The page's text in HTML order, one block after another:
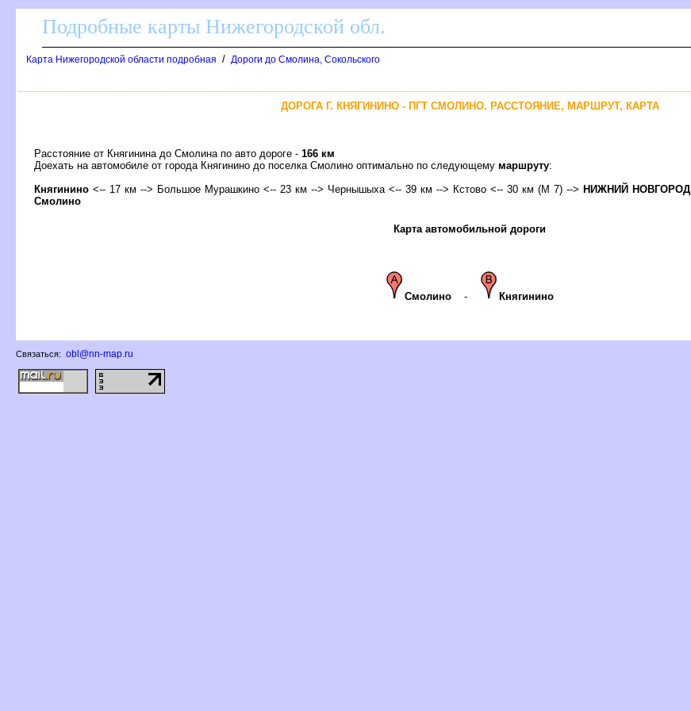
Подробные карты Нижегородской обл.
Карта Нижегородской области подробная / Дороги до Смолина, Сокольского
ДОРОГА Г. КНЯГИНИНО - ПГТ СМОЛИНО. РАССТОЯНИЕ, МАРШРУТ, КАРТА
Расстояние от Княгинина до Смолина по авто дороге - 166 км
Доехать на автомобиле от города Княгинино до поселка Смолино оптимально по следующему маршруту:
Княгинино <-- 17 км --> Большое Мурашкино <-- 23 км --> Чернышыха <-- 39 км --> Кстово <-- 30 км (М 7) --> НИЖНИЙ НОВГОРОД
Смолино
Карта автомобильной дороги
Смолино - Княгинино
Связаться: obl@nn-map.ru